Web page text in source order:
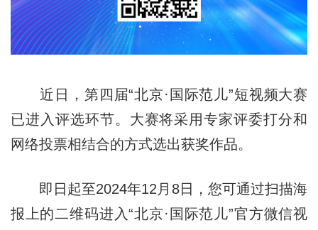
近日，第四届“北京·国际范儿”短视频大赛
已进入评选环节。大赛将采用专家评委打分和
网络投票相结合的方式选出获奖作品。
即日起至2024年12月8日，您可通过扫描海
报上的二维码进入“北京·国际范儿”官方微信视